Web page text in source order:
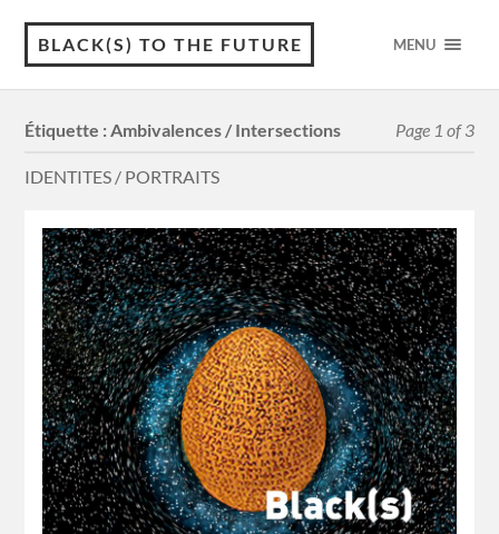
BLACK(S) TO THE FUTURE MENU
Étiquette :Ambivalences / Intersections Page 1 of 3
IDENTITES / PORTRAITS